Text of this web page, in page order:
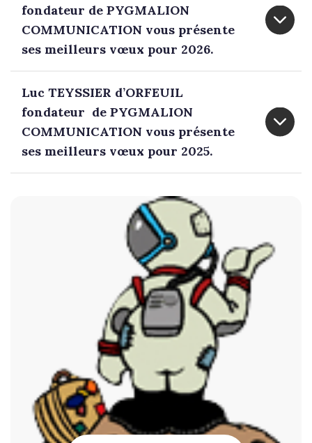
fondateur de PYGMALION
COMMUNICATION vous présente
ses meilleurs vœux pour 2026.
Luc TEYSSIER d’ORFEUIL
fondateur de PYGMALION
COMMUNICATION vous présente
ses meilleurs vœux pour 2025.